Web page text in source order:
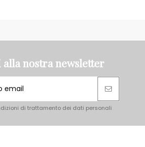
nostra newsletter
di trattamento dei dati personali